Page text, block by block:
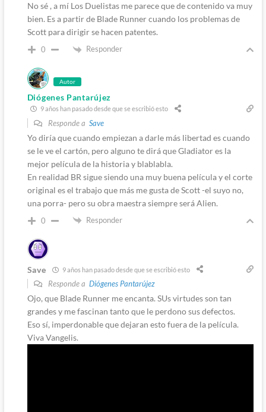
No sé , a mí Los Duelistas me parece que de contenido va muy
bien. Es a partir de Blade Runner cuando los problemas de
Scott para dirigir se hacen patentes.
0 Responder
Autor
Diógenes Pantarújez
9 años han pasado desde que se escribió esto
Responde a Save
Yo diría que cuando empiezan a darle más libertad es cuando
se le ve el cartón, pero alguno te dirá que Gladiator es la
mejor película de la historia y blablabla.
En realidad BR sigue siendo una muy buena película y el corte
original es el trabajo que más me gusta de Scott -el suyo no,
una porra- pero su obra maestra siempre será Alien.
0 Responder
Save 9 años han pasado desde que se escribió esto
Responde a Diógenes Pantarújez
Ojo, que Blade Runner me encanta. SUs virtudes son tan
grandes y me fascinan tanto que le perdono sus defectos.
Eso sí, imperdonable que dejaran esto fuera de la película.
Viva Vangelis.